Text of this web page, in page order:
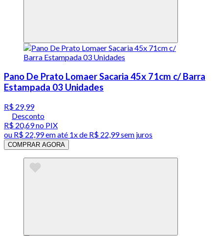
Pano De Prato Lomaer Sacaria 45x 71cm c/ Barra
Estampada 03 Unidades
R$ 29,99
Desconto
R$ 20,69no PIX
ou R$ 22,99em até 1x de R$ 22,99sem juros
COMPRAR AGORA